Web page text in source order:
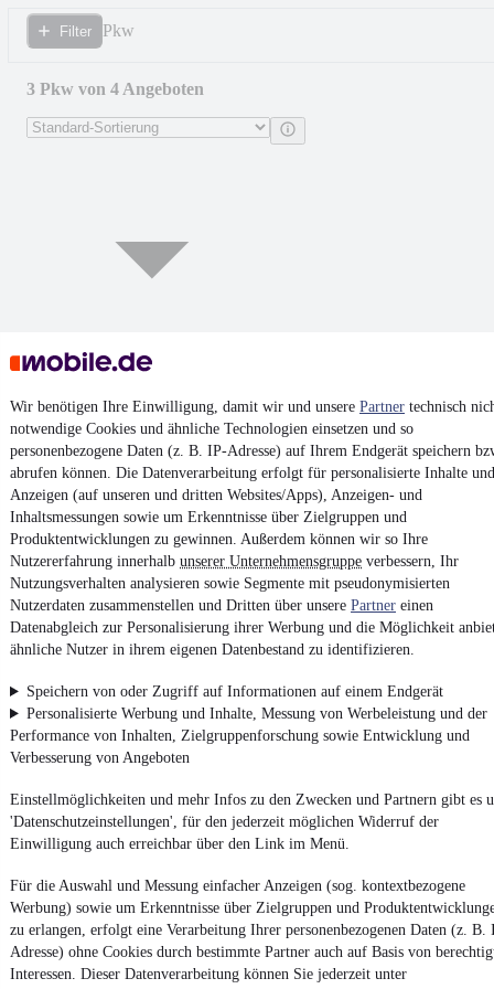
Wir benötigen Ihre Einwilligung, damit wir und unsere Partner technisch
notwendige Cookies und ähnliche Technologien einsetzen und so
personenbezogene Daten (z. B. IP-Adresse) auf Ihrem Endgerät speichern
abrufen können. Die Datenverarbeitung erfolgt für personalisierte Inhalte und
Anzeigen (auf unseren und dritten Websites/Apps), Anzeigen- und
Inhaltsmessungen sowie um Erkenntnisse über Zielgruppen und
Produktentwicklungen zu gewinnen. Außerdem können wir so Ihre
Nutzererfahrung innerhalb unserer Unternehmensgruppe verbessern, Ihr
Nutzungsverhalten analysieren sowie Segmente mit pseudonymisierten
Nutzerdaten zusammenstellen und Dritten über unsere Partner einen
Datenabgleich zur Personalisierung ihrer Werbung und die Möglichkeit
ähnliche Nutzer in ihrem eigenen Datenbestand zu identifizieren.
Speichern von oder Zugriff auf Informationen auf einem Endgerät
Personalisierte Werbung und Inhalte, Messung von Werbeleistung und der
Performance von Inhalten, Zielgruppenforschung sowie Entwicklung und
Verbesserung von Angeboten
Einstellmöglichkeiten und mehr Infos zu den Zwecken und Partnern gibt es
'Datenschutzeinstellungen', für den jederzeit möglichen Widerruf der
Einwilligung auch erreichbar über den Link im Menü.
Für die Auswahl und Messung einfacher Anzeigen (sog. kontextbezogene
Werbung) sowie um Erkenntnisse über Zielgruppen und
zu erlangen, erfolgt eine Verarbeitung Ihrer personenbezogenen Daten (z. B.
Adresse) ohne Cookies durch bestimmte Partner auch auf Basis von
Interessen. Dieser Datenverarbeitung können Sie jederzeit unter
Filter Pkw
3 Pkw von 4 Angeboten
Volkswagen Golf VII Variant Highline
BMT Navi Leder Xen AHK
10.980 €
115 € mtl.
Unfallfrei•EZ 01/2014•168.000 km •110 kW (150 PS)
Kontakt
Lamborghini Urus 4.0 V8
CARBON PANO HUD B&O
299.990 €
¹
Unfallfrei•EZ 06/2023
Kontakt
Lamborghini Temerario 4.0 V8 PHEV
Lift Folie Sonus Display
369.990 €
Unfallfrei• EZ 07/2026•300 km• 677 kW (920 PS)